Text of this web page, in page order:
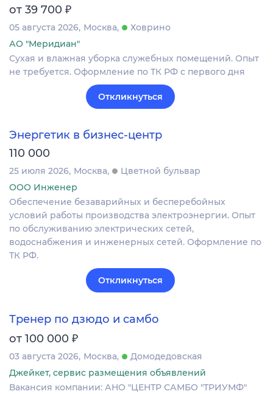
от 39 700 ₽
05 августа 2026 Москва
Ховрино
АО "Меридиан"
Сухая и влажная уборка служебных помещений. Опыт
не требуется. Оформление по ТК РФ с первого дня
Откликнуться
Энергетик в бизнес-центр
110 000
25 июля 2026 Москва
Цветной бульвар
ООО Инженер
Обеспечение безаварийных и бесперебойных
условий работы производства электроэнергии. Опыт
по обслуживанию электрических сетей,
водоснабжения и инженерных сетей. Оформление по
ТК РФ.
Откликнуться
Тренер по дзюдо и самбо
от 100 000 ₽
03 августа 2026 Москва
Домодедовская
Джейкет, сервис размещения объявлений
Вакансия компании: АНО "ЦЕНТР САМБО "ТРИУМФ"